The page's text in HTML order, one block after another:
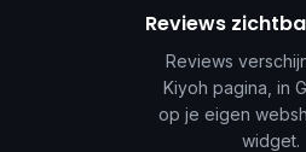
Reviews
Reviews
Kiyoh pagina, in
op je eigen
widget.